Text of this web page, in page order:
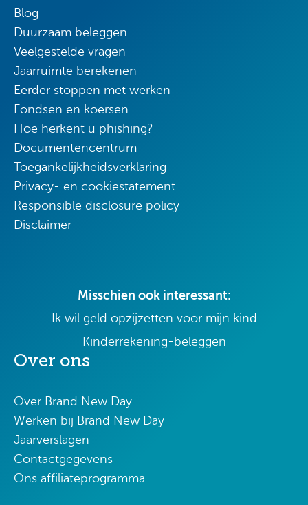
Blog
Duurzaam beleggen
Veelgestelde vragen
Jaarruimte berekenen
Eerder stoppen met werken
Fondsen en koersen
Hoe herkent u phishing?
Documentencentrum
Toegankelijkheidsverklaring
Privacy- en cookiestatement
Responsible disclosure policy
Disclaimer
Misschien ook interessant:
Ik wil geld opzijzetten voor mijn kind
Kinderrekening-beleggen
Over ons
Over Brand New Day
Werken bij Brand New Day
Jaarverslagen
Contactgegevens
Ons affiliateprogramma